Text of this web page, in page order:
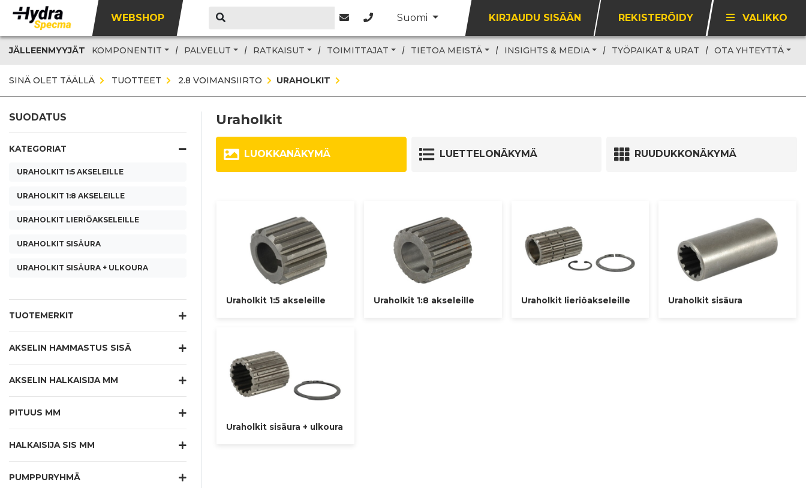
WEBSHOP Suomi KIRJAUDU SISÄÄN REKISTERÖIDY VALIKKO
JÄLLEENMYYJÄT KOMPONENTIT PALVELUT RATKAISUT TOIMITTAJAT TIETOA MEISTÄ INSIGHTS & MEDIA TYÖPAIKAT & URAT OTA YHTEYTTÄ
SINÄ OLET TÄÄLLÄ TUOTTEET 2.8 VOIMANSIIRTO URAHOLKIT
SUODATUS
KATEGORIAT
URAHOLKIT 1:5 AKSELEILLE
URAHOLKIT 1:8 AKSELEILLE
URAHOLKIT LIERIÖAKSELEILLE
URAHOLKIT SISÄURA
URAHOLKIT SISÄURA + ULKOURA
TUOTEMERKIT
AKSELIN HAMMASTUS SISÄ
AKSELIN HALKAISIJA MM
PITUUS MM
HALKAISIJA SIS MM
PUMPPURYHMÄ
Uraholkit
LUOKKANÄKYMÄ LUETTELONÄKYMÄ RUUDUKKONÄKYMÄ
Uraholkit 1:5 akseleille Uraholkit 1:8 akseleille Uraholkit lieriöakseleille Uraholkit sisäura
Uraholkit sisäura + ulkoura